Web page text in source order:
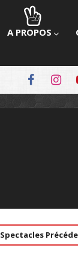
A PROPOS
Spectacles